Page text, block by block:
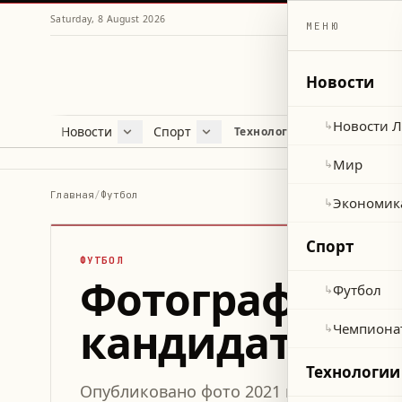
Saturday, 8 August 2026
Новости
Новости ЛиванаСпорт
Футбол
Технологии и наука
Главная/Футбол
ФУТБОЛ
Фотография
кандидатом в
Опубликовано фото 2021 года, на
МЕНЮ
Новости
↳Новости
↳Мир
↳
Спорт
↳Футбол
↳
Технологии